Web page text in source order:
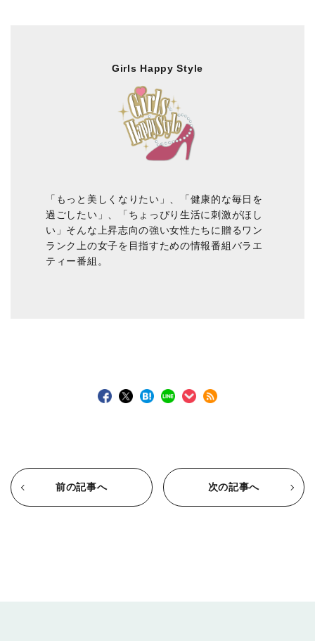
Girls Happy Style
「もっと美しくなりたい」、「健康的な毎日を
過ごしたい」、「ちょっぴり生活に刺激がほし
い」そんな上昇志向の強い女性たちに贈るワン
ランク上の女子を目指すための情報番組バラエ
ティー番組。
前の記事へ 次の記事へ